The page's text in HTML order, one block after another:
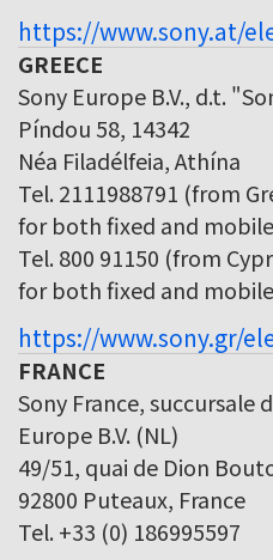
https://www.sony.at/
GREECE
Sony Europe B.V., d.t.
Píndou 58, 14342
Néa Filadélfeia, Athína
Tel. 2111988791 (from
for both fixed and
Tel. 800 91150 (from
for both fixed and
https://www.sony.gr/
FRANCE
Sony France, succursale
Europe B.V. (NL)
49/51, quai de Dion
92800 Puteaux, France
Tel. +33 (0) 186995597